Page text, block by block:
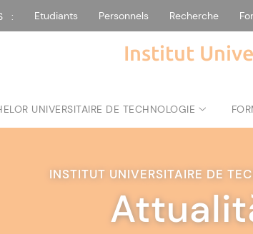
: Etudiants Personnels Recherche
Institut
UNIVERSITAIRE DE TECHNOLOGIE
INSTITUT UNIVERSITAIRE DE